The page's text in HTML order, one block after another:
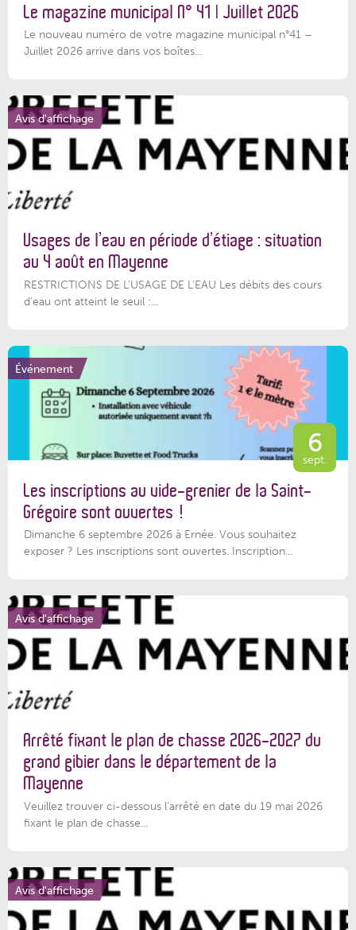
Le magazine municipal N° 41 | Juillet 2026
Le nouveau numéro de votre magazine municipal n°41 –
Juillet 2026 arrive dans vos boîtes...
Avis d'affichage
Usages de l’eau en période d’étiage : situation
au 4 août en Mayenne
RESTRICTIONS DE L’USAGE DE L’EAU Les débits des cours
d'eau ont atteint le seuil :...
Événement
6
sept.
Les inscriptions au vide-grenier de la Saint-
Grégoire sont ouvertes !
Dimanche 6 septembre 2026 à Ernée. Vous souhaitez
exposer ? Les inscriptions sont ouvertes. Inscription...
Avis d'affichage
Arrêté fixant le plan de chasse 2026-2027 du
grand gibier dans le département de la
Mayenne
Veuillez trouver ci-dessous l’arrêté en date du 19 mai 2026
fixant le plan de chasse...
Avis d'affichage